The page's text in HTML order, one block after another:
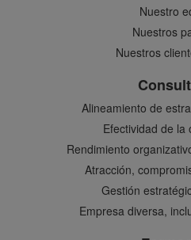
Nuestro
Nuestros
Nuestros
Alineamiento de
Efectividad de la
Rendimiento
Atracción,
Gestión
Empresa diversa,